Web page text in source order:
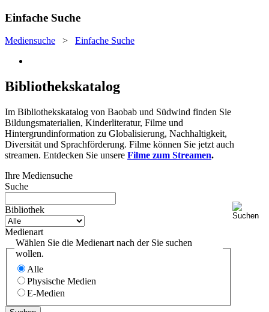
Einfache Suche
Mediensuche > Einfache Suche
Bibliothekskatalog
Im Bibliothekskatalog von Baobab und Südwind finden Sie
Bildungsmaterialien, Kinderliteratur, Filme und
Hintergrundinformation zu Globalisierung, Nachhaltigkeit,
Diversität und Sprachförderung. Filme können Sie jetzt auch
streamen. Entdecken Sie unsere Filme zum Streamen.
Ihre Mediensuche
Suche
Bibliothek
Medienart
Wählen Sie die Medienart nach der Sie suchen
wollen.
Alle
Physische Medien
E-Medien